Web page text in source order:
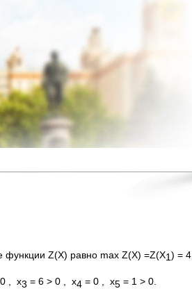
функции Z(X) равно max Z(X) =Z(X1) = 4.
, x3 = 6 > 0 , x4 = 0 , x5 = 1 > 0.